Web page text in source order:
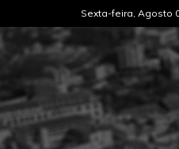
to
content
Sexta-feira, Agosto